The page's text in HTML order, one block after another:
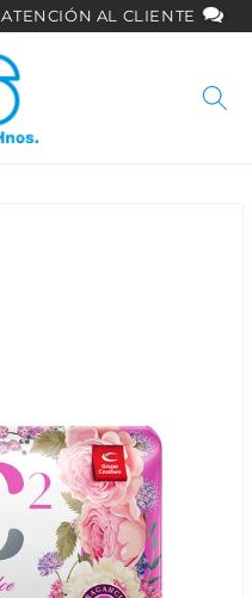
ATENCIÓN AL CLIENTE